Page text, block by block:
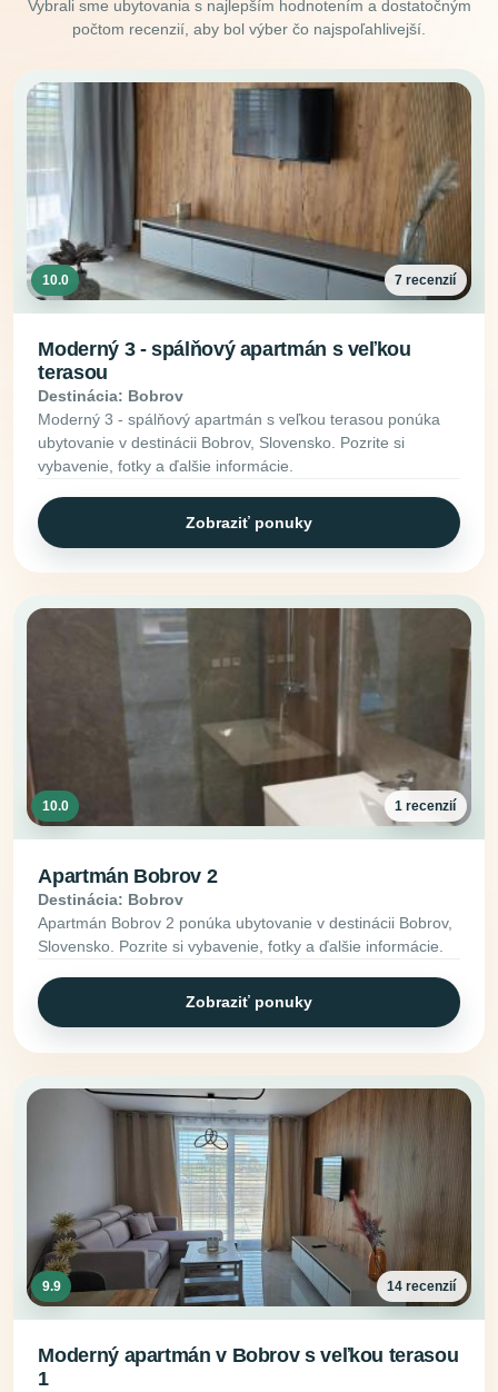
Vybrali sme ubytovania s najlepším hodnotením a dostatočným
počtom recenzií, aby bol výber čo najspoľahlivejší.
10.0 7 recenzií
Moderný 3 - spálňový apartmán s veľkou
terasou
Destinácia: Bobrov
Moderný 3 - spálňový apartmán s veľkou terasou ponúka
ubytovanie v destinácii Bobrov, Slovensko. Pozrite si
vybavenie, fotky a ďalšie informácie.
Zobraziť ponuky
10.0 1 recenzií
Apartmán Bobrov 2
Destinácia: Bobrov
Apartmán Bobrov 2 ponúka ubytovanie v destinácii Bobrov,
Slovensko. Pozrite si vybavenie, fotky a ďalšie informácie.
Zobraziť ponuky
9.9 14 recenzií
Moderný apartmán v Bobrov s veľkou terasou
1